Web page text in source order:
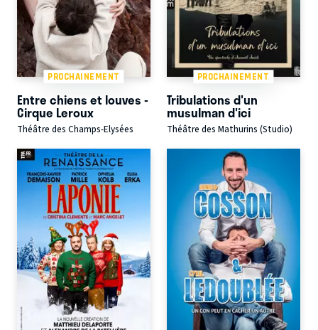
PROCHAINEMENT
Entre chiens et louves -
Cirque Leroux
Théâtre des Champs-Elysées
PROCHAINEMENT
Tribulations d'un
musulman d'ici
Théâtre des Mathurins (Studio)